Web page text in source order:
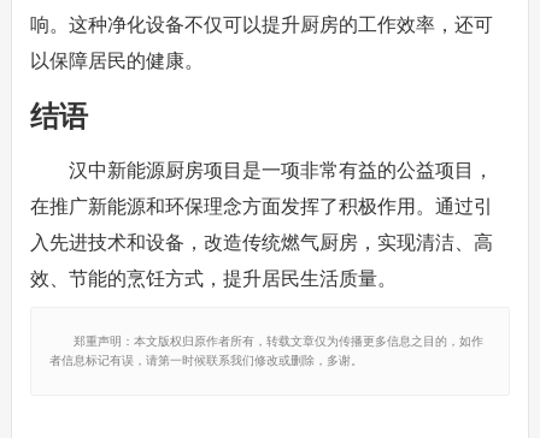
响。这种净化设备不仅可以提升厨房的工作效率，还可
以保障居民的健康。
结语
汉中新能源厨房项目是一项非常有益的公益项目，
在推广新能源和环保理念方面发挥了积极作用。通过引
入先进技术和设备，改造传统燃气厨房，实现清洁、高
效、节能的烹饪方式，提升居民生活质量。
郑重声明：本文版权归原作者所有，转载文章仅为传播更多信息之目的，如作
者信息标记有误，请第一时候联系我们修改或删除，多谢。